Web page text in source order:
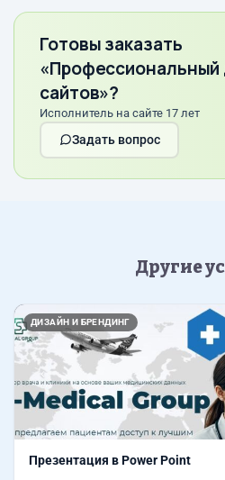
Готовы заказать
«Профессиональный
сайтов»?
Исполнитель на сайте 17 лет
Задать вопрос
Другие
ДИЗАЙН И БРЕНДИНГ
Назад
Презентация в Power Point